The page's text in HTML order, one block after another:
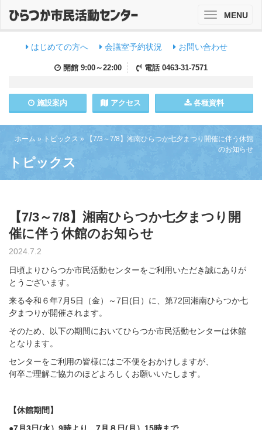
はじめての方へ 会議室予約状況 お問い合わせ
開館 9:00～22:00 電話 0463-31-7571
施設案内 アクセス 各種資料
ToggleMENU
ホーム » トピックス »
【7/3～7/8】湘南ひらつか七夕まつり開催に伴う休館
のお知らせ
トピックス
【7/3～7/8】湘南ひらつか七夕まつり開
催に伴う休館のお知らせ
2024.7.2
日頃よりひらつか市民活動センターをご利用いただき誠にありが
とうございます。
来る令和６年7月5日（金）～7日(日）に、第72回湘南ひらつか七
夕まつりが開催されます。
そのため、以下の期間においてひらつか市民活動センターは休館
となります。
センターをご利用の皆様にはご不便をおかけしますが、
何卒ご理解ご協力のほどよろしくお願いいたします。
【休館期間】